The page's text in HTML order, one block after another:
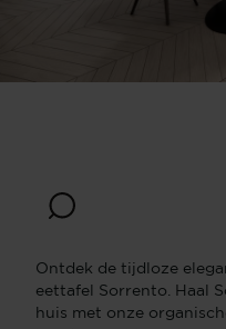
Ontdek de tijdloze
eettafel Sorrento. Haal
huis met onze
Bladdikte